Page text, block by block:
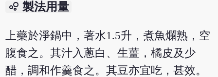
bubble_chart 製法用量
上藥於淨鍋中，著水1.5升，煮魚爛熟，空
腹食之。其汁入蔥白、生薑，橘皮及少
醋，調和作羹食之。其豆亦宜吃，甚效。